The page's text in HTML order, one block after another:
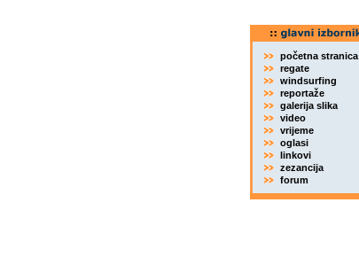
početna stranica
regate
windsurfing
reportaže
galerija slika
video
vrijeme
oglasi
linkovi
zezancija
forum